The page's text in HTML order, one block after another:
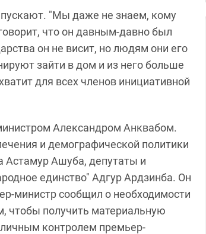
пускают. "Мы даже не знаем, кому
что он давным-давно был
он не висит, но людям они его
зайти в дом и из него больше
для всех членов инициативной
Александром Анквабом.
и демографической политики
Астамур Ашуба, депутаты и
единство" Адгур Ардзинба. Он
министр сообщил о необходимости
чтобы получить материальную
контролем премьер-